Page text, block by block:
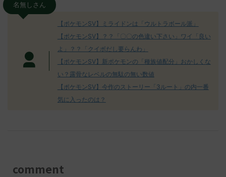
名無しさん
【ポケモンSV】ミライドンは「ウルトラボール派」
【ポケモンSV】？？「〇〇の色違い下さい」ワイ「良い
よ」？？「クイボだし要らんわ」
【ポケモンSV】新ポケモンの「種族値配分」おかしくな
い？露骨なレベルの無駄の無い数値
【ポケモンSV】今作のストーリー「3ルート」の内一番
気に入ったのは？
comment